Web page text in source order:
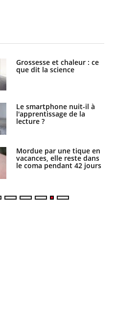
Grossesse et chaleur : ce
que dit la science
Le smartphone nuit-il à
l'apprentissage de la
lecture ?
Mordue par une tique en
vacances, elle reste dans
le coma pendant 42 jours